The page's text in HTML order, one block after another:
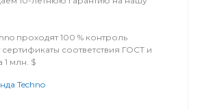
проходят 100 % контроль
сертификаты соответствия ГОСТ и
1 млн. $
Techno